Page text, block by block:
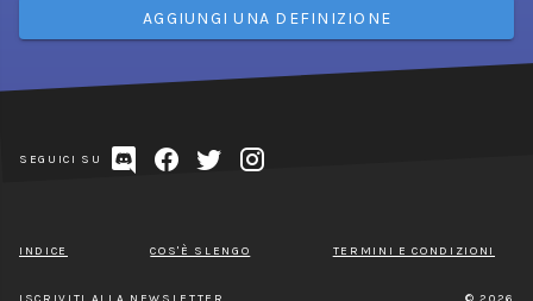
AGGIUNGI UNA DEFINIZIONE
SEGUICI SU
INDICE COS'È SLENGO TERMINI E CONDIZIONI